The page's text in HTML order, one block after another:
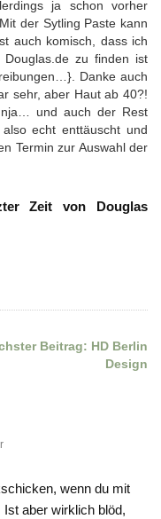
ja schon vorher
der Sytling Paste kann
auch komisch, dass ich
zu finden ist
Danke auch
sehr, aber Haut ab 40?!
und auch der Rest
echt enttäuscht und
Termin zur Auswahl der
Zeit von Douglas
Beitrag: HD Berlin
Design
wenn du mit
aber wirklich blöd,